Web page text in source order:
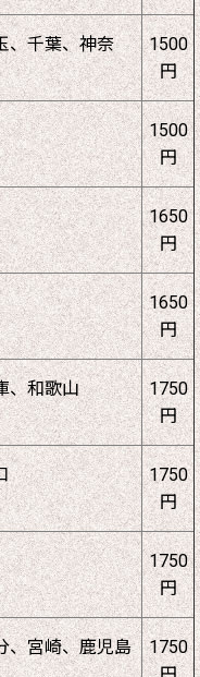
、千葉、神奈
1500
円
1500
円
1650
円
1650
円
、和歌山
1750
円
1750
円
1750
円
、宮崎、鹿児島
1750